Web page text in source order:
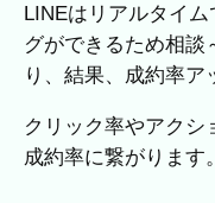
LINEはリアルタイ
グができるため相談
り、結果、成約率ア
クリック率やアクシ
成約率に繋がります。